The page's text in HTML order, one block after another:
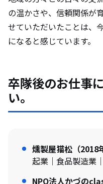
の温かさや、信頼関係が
せていただいたことは、
になると感じています。
卒隊後のお仕事
い。
燻製屋猫松（2018
起業｜食品製造業
NPO法人かづの